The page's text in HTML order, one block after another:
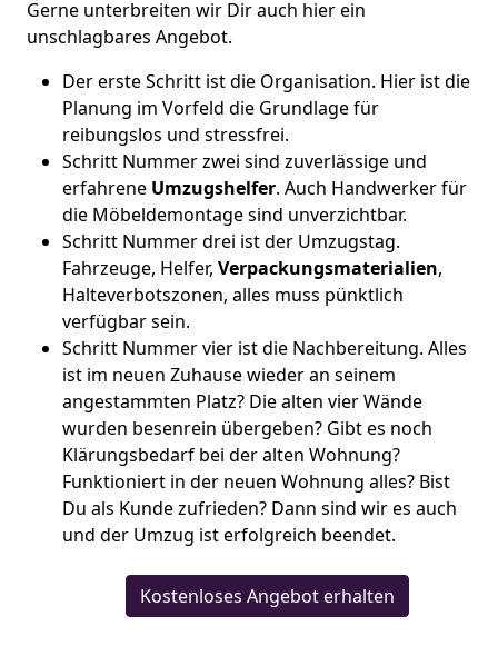
Gerne unterbreiten wir Dir auch hier ein
unschlagbares Angebot.
Der erste Schritt ist die Organisation. Hier ist die
Planung im Vorfeld die Grundlage für
reibungslos und stressfrei.
Schritt Nummer zwei sind zuverlässige und
erfahrene Umzugshelfer. Auch Handwerker für
die Möbeldemontage sind unverzichtbar.
Schritt Nummer drei ist der Umzugstag.
Fahrzeuge, Helfer, Verpackungsmaterialien,
Halteverbotszonen, alles muss pünktlich
verfügbar sein.
Schritt Nummer vier ist die Nachbereitung. Alles
ist im neuen Zuhause wieder an seinem
angestammten Platz? Die alten vier Wände
wurden besenrein übergeben? Gibt es noch
Klärungsbedarf bei der alten Wohnung?
Funktioniert in der neuen Wohnung alles? Bist
Du als Kunde zufrieden? Dann sind wir es auch
und der Umzug ist erfolgreich beendet.
Kostenloses Angebot erhalten